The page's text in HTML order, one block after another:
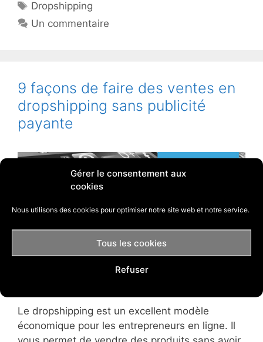
Gérer le consentement aux
cookies
Nous utilisons des cookies pour optimiser notre site web et notre service.
Tous les cookies
Refuser
Étiquettes
Dropshipping
Un commentaire
9 façons de faire des ventes en
dropshipping sans publicité
payante
Le dropshipping est un excellent modèle
économique pour les entrepreneurs en ligne. Il